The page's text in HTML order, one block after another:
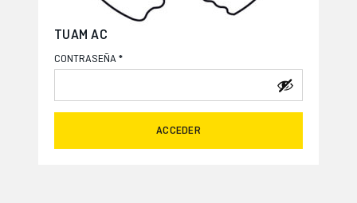
TUAM AC
CONTRASEÑA *
ACCEDER